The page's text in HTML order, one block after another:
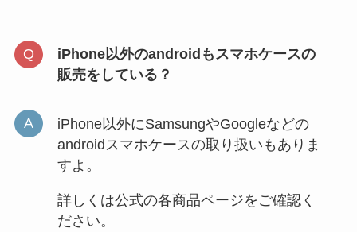
iPhone以外のandroidもスマホケースの
販売をしている？
iPhone以外にSamsungやGoogleなどの
androidスマホケースの取り扱いもありま
すよ。
詳しくは公式の各商品ページをご確認く
ださい。